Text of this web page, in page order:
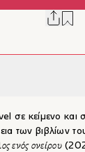
σε κείμενο και
των βιβλίων
ενός ονείρου